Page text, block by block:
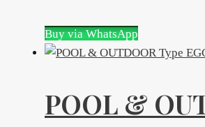
Buy via WhatsApp
POOL &